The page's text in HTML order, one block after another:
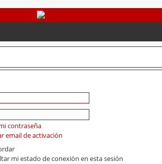
contraseña
email de activación
mi estado de conexión en esta sesión